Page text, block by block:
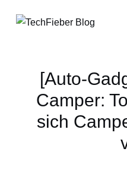
[Auto-
Camper:
sich